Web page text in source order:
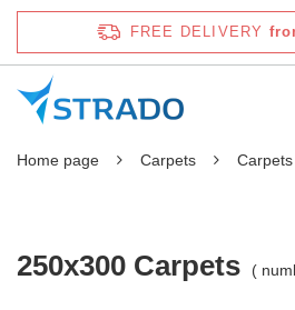
FREE DELIVERY
Home page Carpets
250x300 Carpets (